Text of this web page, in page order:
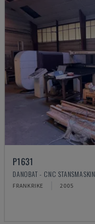
P1631
DANOBAT - CNC STANSMASKIN
FRANKRIKE 2005